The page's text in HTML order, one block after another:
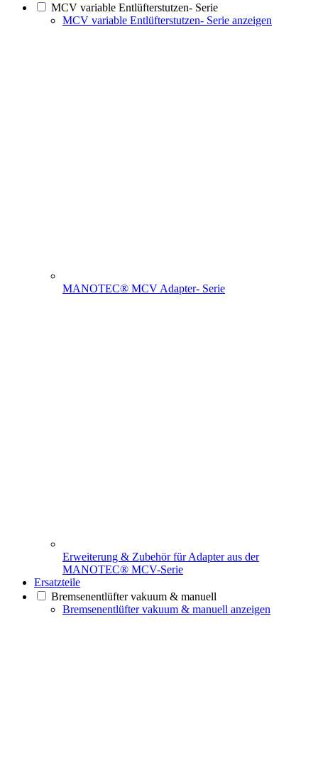
MCV variable Entlüfterstutzen- Serie
MCV variable Entlüfterstutzen- Serie anzeigen
MANOTEC® MCV Adapter- Serie
Erweiterung & Zubehör für Adapter aus der
MANOTEC® MCV-Serie
Ersatzteile
Bremsenentlüfter vakuum & manuell
Bremsenentlüfter vakuum & manuell anzeigen